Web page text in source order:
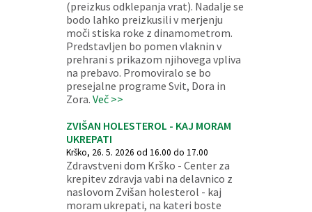
(preizkus odklepanja vrat). Nadalje se
bodo lahko preizkusili v merjenju
moči stiska roke z dinamometrom.
Predstavljen bo pomen vlaknin v
prehrani s prikazom njihovega vpliva
na prebavo. Promoviralo se bo
presejalne programe Svit, Dora in
Zora. Več >>
ZVIŠAN HOLESTEROL - KAJ MORAM
UKREPATI
Krško, 26. 5. 2026 od 16.00 do 17.00
Zdravstveni dom Krško - Center za
krepitev zdravja vabi na delavnico z
naslovom Zvišan holesterol - kaj
moram ukrepati, na kateri boste